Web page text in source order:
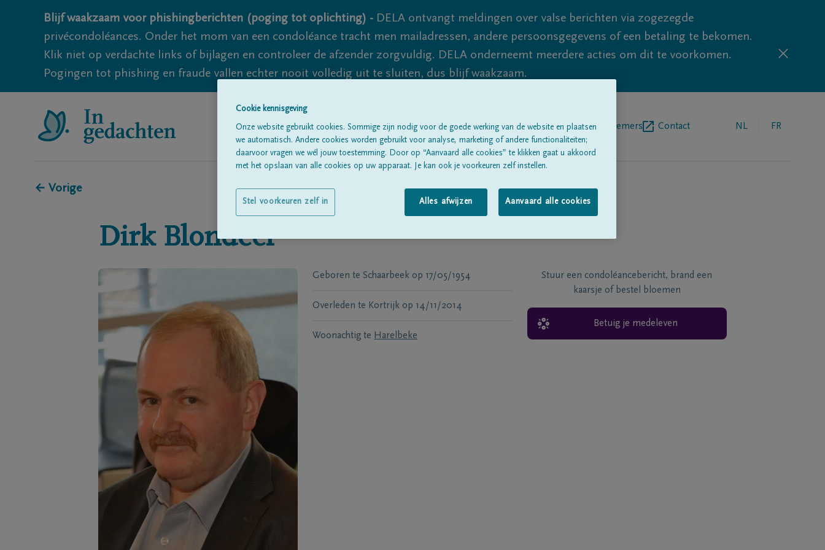
Blijf waakzaam voor phishingberichten (poging tot oplichting) - DELA ontvangt meldingen over valse berichten via zogezegde
privécondoléances. Onder het mom van een condoléance tracht men mailadressen, andere persoonsgegevens of een betaling te bekomen.
Klik niet op verdachte links of bijlagen en controleer de afzender zorgvuldig. DELA onderneemt meerdere acties om dit te voorkomen.
Pogingen tot phishing en fraude vallen echter nooit volledig uit te sluiten, dus blijf waakzaam.
Alle rouwberichtenOver onsBegrafenisondernemers Contact NL FR
← Vorige
Dirk Blondeel
Geboren te Schaarbeek op 17/05/1954
Overleden te Kortrijk op 14/11/2014
Woonachtig te Harelbeke
Stuur een condoléancebericht, brand een
kaarsje of bestel bloemen
Betuig je medeleven
Cookie kennisgeving
Onze website gebruikt cookies. Sommige zijn nodig voor de goede werking van de website en plaatsen
we automatisch. Andere cookies worden gebruikt voor analyse, marketing of andere functionaliteiten;
daarvoor vragen we wél jouw toestemming. Door op “Aanvaard alle cookies” te klikken gaat u akkoord
met het opslaan van alle cookies op uw apparaat. Je kan ook je voorkeuren zelf instellen.
Alles afwijzen Aanvaard alle cookies
Stel voorkeuren zelf in